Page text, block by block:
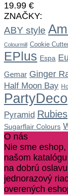
19.99 €
ZNAČKY:
ABY style
Colourmill Cookie
EPlus Espa
Gemar Ginger
Half Moon Bay
PartyDeco
Pyramid Rubies
Sugarflair Colours
O nás
Nie sme
našom
na dobrú
jednorazový
overených